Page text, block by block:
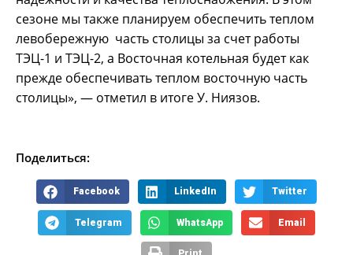
сезоне мы также планируем обеспечить теплом
левобережную часть столицы за счет работы
ТЭЦ-1 и ТЭЦ-2, а Восточная котельная будет как
прежде обеспечивать теплом восточную часть
столицы», — отметил в итоге У. Ниязов.
Поделиться:
Facebook LinkedIn Twitter
Telegram WhatsApp Email